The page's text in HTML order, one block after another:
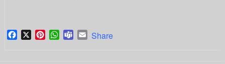
Facebook
X PinterestWhatsApp
TeamsEmail
Share